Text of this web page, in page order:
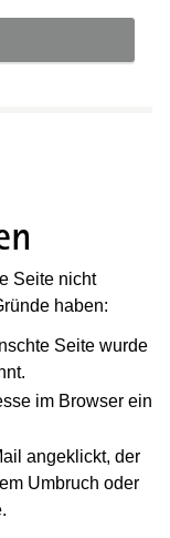
Seite nicht
haben:
Seite wurde
im Browser ein
angeklickt, der
Umbruch oder